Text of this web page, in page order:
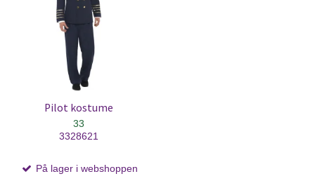
Pilot kostume
33
3328621
På lager i webshoppen